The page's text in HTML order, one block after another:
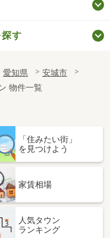
す
愛知県
安城市
物件一覧
「住みたい街」
を見つけよう
家賃相場
人気タウン
ランキング